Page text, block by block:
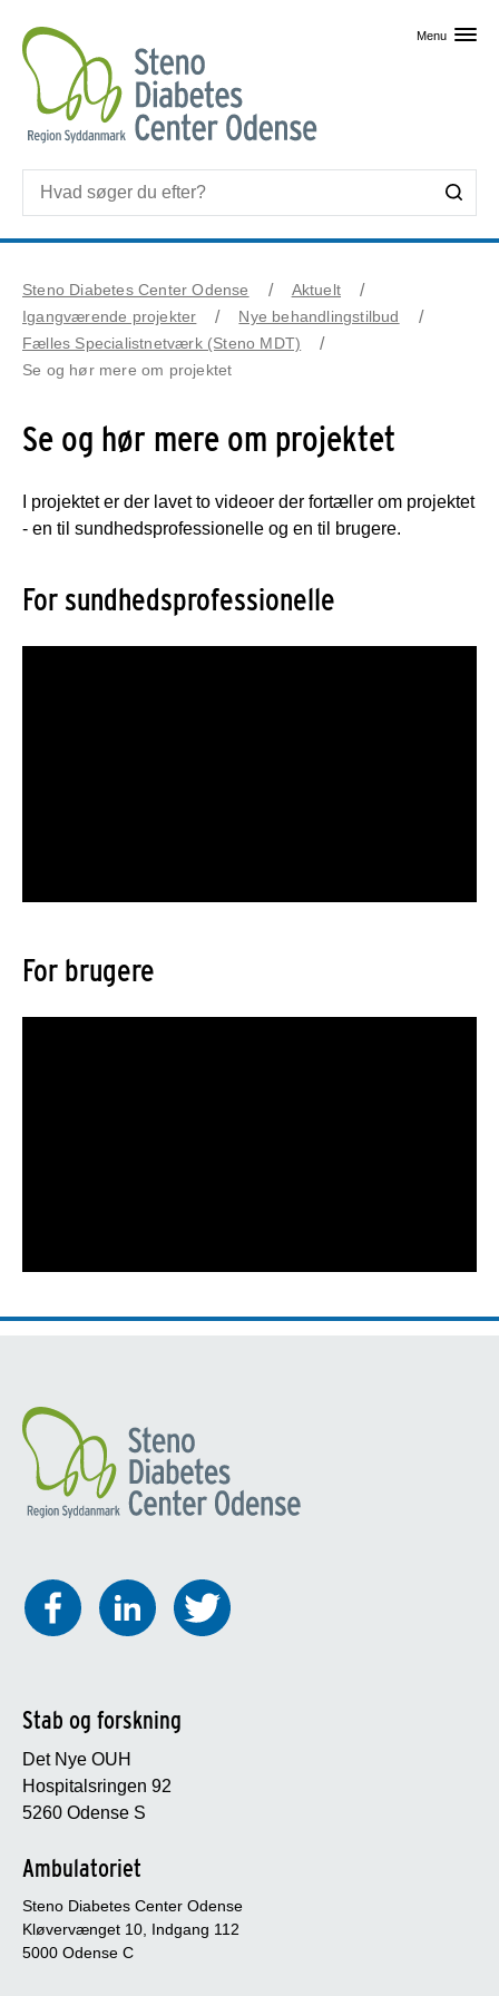
Menu
Steno Diabetes Center Odense
Aktuelt
Igangværende projekter
Nye behandlingstilbud
Fælles Specialistnetværk (Steno MDT)
Se og hør mere om projektet
Se og hør mere om projektet
I projektet er der lavet to videoer der fortæller om projektet
- en til sundhedsprofessionelle og en til brugere.
For sundhedsprofessionelle
For brugere
Stab og forskning
Det Nye OUH
Hospitalsringen 92
5260 Odense S
Ambulatoriet
Steno Diabetes Center Odense
Kløvervænget 10, Indgang 112
5000 Odense C